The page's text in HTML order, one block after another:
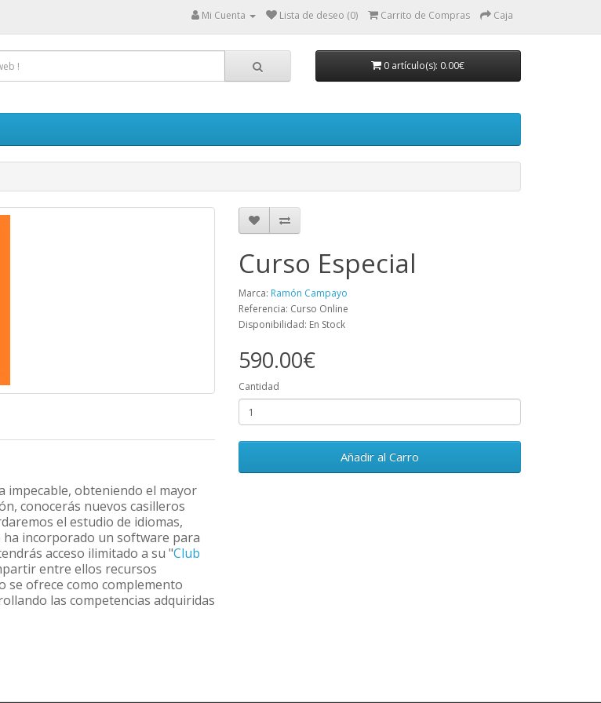
Mi Cuenta Lista de deseo (0) Carrito de Compras Caja
0 artículo(s): 0.00€
impecable, obteniendo el mayor
conocerás nuevos casilleros
el estudio de idiomas,
ha incorporado un software para
acceso ilimitado a su "Club
entre ellos recursos
se ofrece como complemento
las competencias adquiridas
Curso Especial
Marca: Ramón Campayo
Referencia: Curso Online
Disponibilidad: En Stock
590.00€
Cantidad
Añadir al Carro